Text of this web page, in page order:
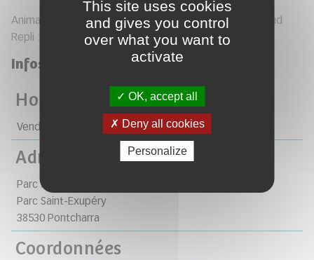
This site uses cookies
and gives you control
over what you want to
activate
OK, accept all
Deny all cookies
Personalize
Animation : Week-end festif autour de l'Amérique du sud
Repli : Le Coléo
Infos pratiques
Horaires
Vendredi 28 août 2026 de 21h à 23h.
Adresse
Parc Saint-Exupéry - Pontcharra
Parc Saint-Exupéry
38530 Pontcharra
Coordonnées